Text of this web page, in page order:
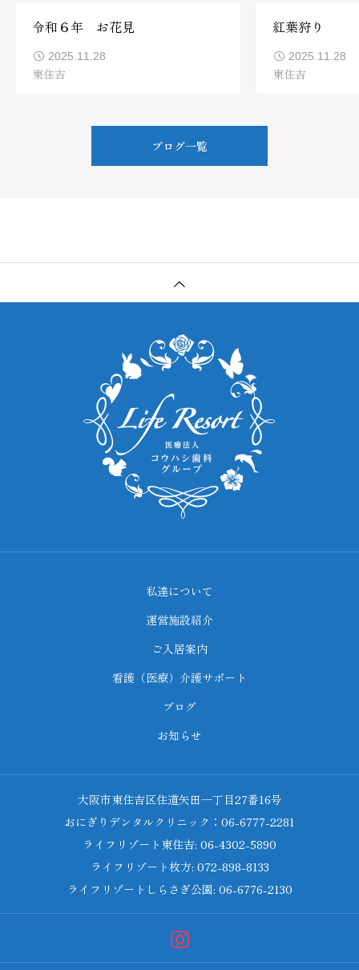
令和６年 お花見
2025.11.28
東住吉
紅葉狩り
2025.11.28
東住吉
ブログ一覧
私達について
運営施設紹介
ご入居案内
看護（医療）介護サポート
ブログ
お知らせ
大阪市東住吉区住道矢田一丁目27番16号
おにぎりデンタルクリニック：06-6777-2281
ライフリゾート東住吉: 06-4302-5890
ライフリゾート枚方: 072-898-8133
ライフリゾートしらさぎ公園: 06-6776-2130